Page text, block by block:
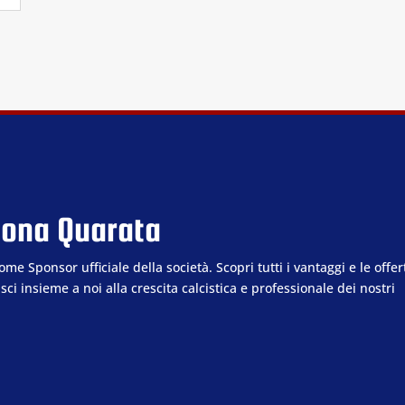
Quarata
Sponsor ufficiale della società. Scopri tutti i vantaggi e le
insieme a noi alla crescita calcistica e professionale dei nostri